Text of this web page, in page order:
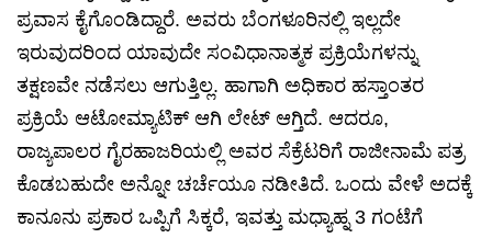
ಪ್ರವಾಸ ಕೈಗೊಂಡಿದ್ದಾರೆ. ಅವರು ಬೆಂಗಳೂರಿನಲ್ಲಿ ಇಲ್ಲದೇ
ಇರುವುದರಿಂದ ಯಾವುದೇ ಸಂವಿಧಾನಾತ್ಮಕ ಪ್ರಕ್ರಿಯೆಗಳನ್ನು
ತಕ್ಷಣವೇ ನಡೆಸಲು ಆಗುತ್ತಿಲ್ಲ. ಹಾಗಾಗಿ ಅಧಿಕಾರ ಹಸ್ತಾಂತರ
ಪ್ರಕ್ರಿಯೆ ಆಟೋಮ್ಯಾಟಿಕ್ ಆಗಿ ಲೇಟ್ ಆಗ್ತಿದೆ. ಆದರೂ,
ರಾಜ್ಯಪಾಲರ ಗೈರಹಾಜರಿಯಲ್ಲಿ ಅವರ ಸೆಕ್ರೆಟರಿಗೆ ರಾಜೀನಾಮೆ ಪತ್ರ
ಕೊಡಬಹುದೇ ಅನ್ನೋ ಚರ್ಚೆಯೂ ನಡೀತಿದೆ. ಒಂದು ವೇಳೆ ಅದಕ್ಕೆ
ಕಾನೂನು ಪ್ರಕಾರ ಒಪ್ಪಿಗೆ ಸಿಕ್ಕರೆ, ಇವತ್ತು ಮಧ್ಯಾಹ್ನ 3 ಗಂಟೆಗೆ